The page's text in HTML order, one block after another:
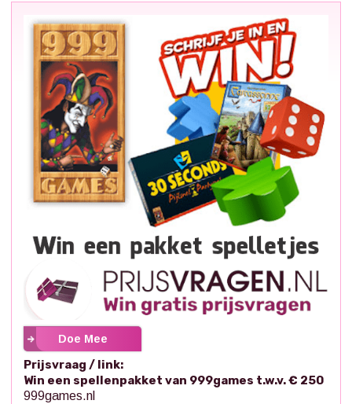
Doe Mee
Prijsvraag / link:
Win een spellenpakket van 999games t.w.v. € 250
999games.nl